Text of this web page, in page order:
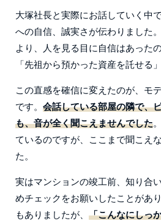
大塚社長と実際にお話していく中
への自信、誠実さが伝わりました
より、人を見る目に自信はあった
「先祖から預かった資産を託せる
この直感を確信に変えたのが、モ
です。 会話している部屋の隣で、
も、音が全く聞こえませんでした
ているのですが、ここまで聞こえ
た。
実はマンションの竣工前、知り合
めチェックをお願いしたことがあ
もありましたが、 「こんなにしっ